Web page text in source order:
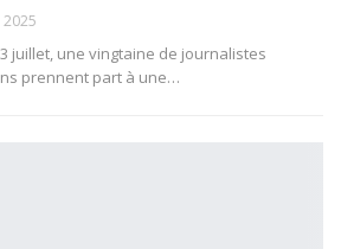
2025
juillet, une vingtaine de journalistes
prennent part à une…